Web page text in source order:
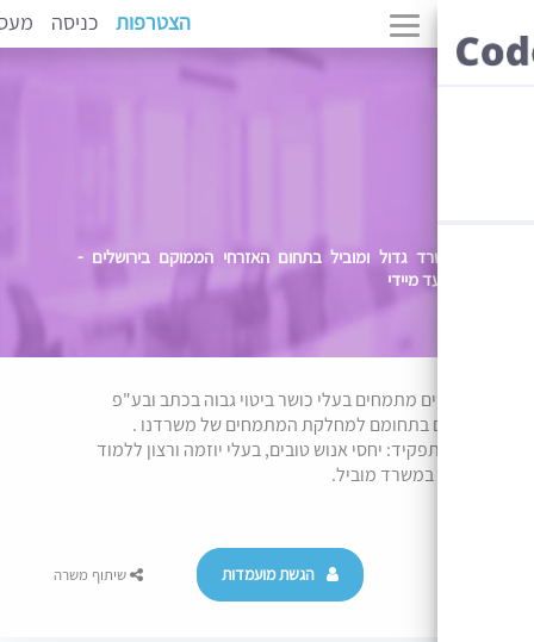
כניסה מעסיקים
גדול ומוביל בתחום האזרחי הממוקם בירושלים -
מתמחים בעלי כושר ביטוי גבוה בכתב ובע"פ
בתחומם למחלקת המתמחים של משרדנו .
יחסי אנוש טובים, בעלי יוזמה ורצון ללמוד
מוביל.
הגשת מועמדות שיתוף משרה